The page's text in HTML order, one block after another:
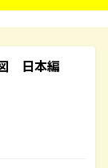
日本編